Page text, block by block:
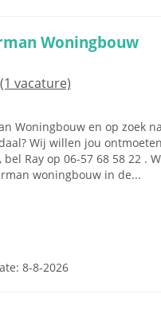
Woningbouw
(1 vacature)
Woningbouw en op zoek
Wij willen jou
Ray op 06-57 68 58 22 .
woningbouw in de...
8-8-2026